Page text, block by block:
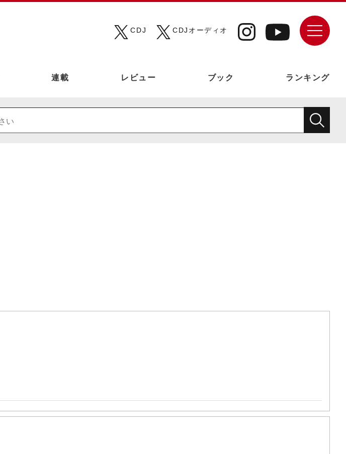
CDJ
CDJオーディオ
連載 レビュー ブック ランキング